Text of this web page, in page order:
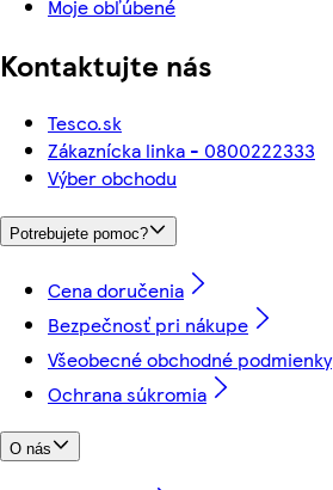
Moje obľúbené
Kontaktujte nás
Tesco.sk
Zákaznícka linka - 0800222333
Výber obchodu
Potrebujete pomoc?
Cena doručenia
Bezpečnosť pri nákupe
Všeobecné obchodné podmienky
Ochrana súkromia
O nás